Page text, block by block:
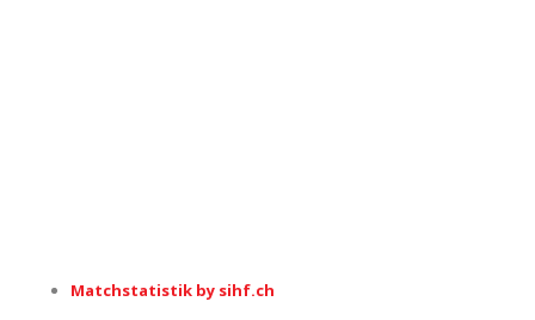
Matchstatistik by sihf.ch